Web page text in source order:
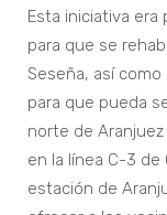
Esta iniciativa era
para que se
Seseña, así
para que pueda
norte de
en la línea C-3 de
estación de